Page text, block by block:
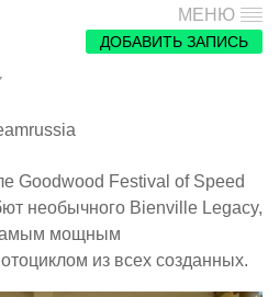
МЕНЮ
ДОБАВИТЬ ЗАПИСЬ
Goodwood Festival of Speed
необычного Bienville Legacy,
мощным
из всех созданных.